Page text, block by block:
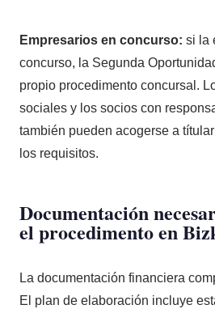
Empresarios en concurso: si la
concurso, la Segunda
propio procedimento concursal.
sociales y los socios con
también pueden acogerse a
los requisitos.
Documentación
el procedimento en
La documentación financiera
El plan de elaboración incluye